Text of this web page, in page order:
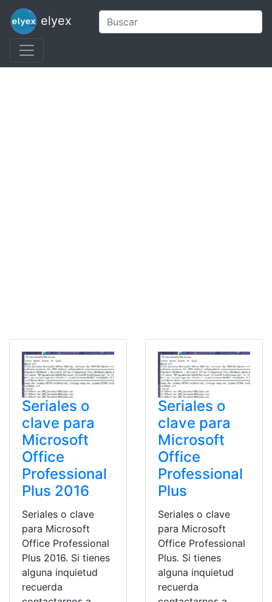
elyex
Seriales o
clave para
Microsoft
Office
Professional
Plus 2016
Seriales o clave
para Microsoft
Office Professional
Plus 2016. Si tienes
alguna inquietud
recuerda
Seriales o
clave para
Microsoft
Office
Professional
Plus
Seriales o clave
para Microsoft
Office Professional
Plus. Si tienes
alguna inquietud
recuerda